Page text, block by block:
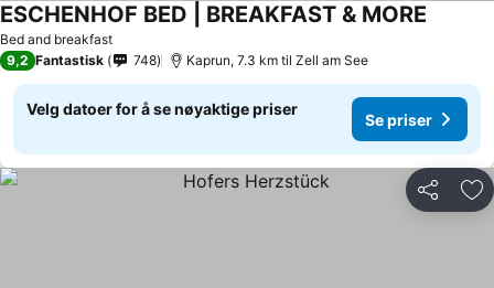
Bed and breakfast
ESCHENHOF BED | BREAKFAST & MORE
9,2 Fantastisk 748 Kaprun, 7.3 km til Zell am See
Velg datoer for å se nøyaktige priser
Se priser
Del